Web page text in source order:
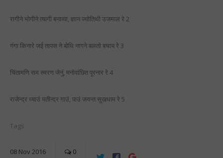
रागीने भाेगीने त्यागी बनाव्या, ज्ञान ज्याेतिथी उजमाल रे 2
गंगा किनारे जई तापस ने बाेधि नागने बलताे बचाय रे 3
चिंतामणि सम स्मरण जेनुं, मनाेवांछित पूरनार रे 4
राजेन्द्र ध्याउं यतीन्द्र गाउं, पाउं जयन्त सुखधाम रे 5
Tags:
08 Nov 2016 0